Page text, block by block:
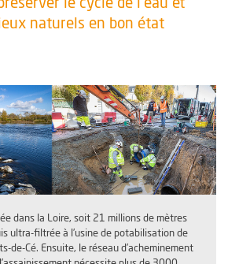
naturels en bon état
dans la Loire, soit 21 millions de mètres
ultra-filtrée à l’usine de potabilisation de
de-Cé. Ensuite, le réseau d’acheminement